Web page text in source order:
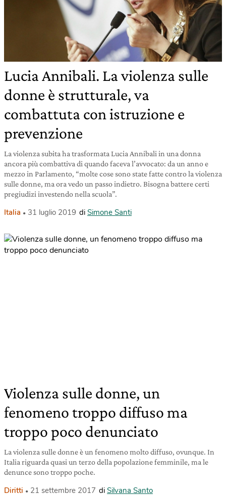
Lucia Annibali. La violenza sulle
donne è strutturale, va
combattuta con istruzione e
prevenzione
La violenza subita ha trasformata Lucia Annibali in una donna
ancora più combattiva di quando faceva l’avvocato: da un anno e
mezzo in Parlamento, “molte cose sono state fatte contro la violenza
sulle donne, ma ora vedo un passo indietro. Bisogna battere certi
pregiudizi investendo nella scuola”.
Italia 31 luglio 2019 di Simone Santi
Violenza sulle donne, un
fenomeno troppo diffuso ma
troppo poco denunciato
La violenza sulle donne è un fenomeno molto diffuso, ovunque. In
Italia riguarda quasi un terzo della popolazione femminile, ma le
denunce sono troppo poche.
Diritti 21 settembre 2017 di Silvana Santo